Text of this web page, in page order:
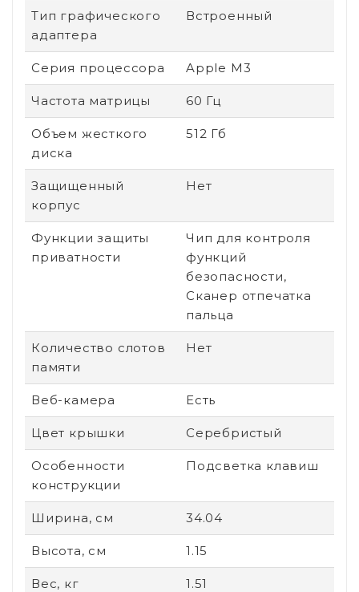
Тип графического
адаптера
Встроенный
Серия процессора Apple M3
Частота матрицы 60 Гц
Объем жесткого
диска
512 Гб
Защищенный
корпус
Нет
Функции защиты
приватности
Чип для контроля
функций
безопасности,
Сканер отпечатка
пальца
Количество слотов
памяти
Нет
Веб-камера Есть
Цвет крышки Серебристый
Особенности
конструкции
Подсветка клавиш
Ширина, см 34.04
Высота, см 1.15
Вес, кг 1.51